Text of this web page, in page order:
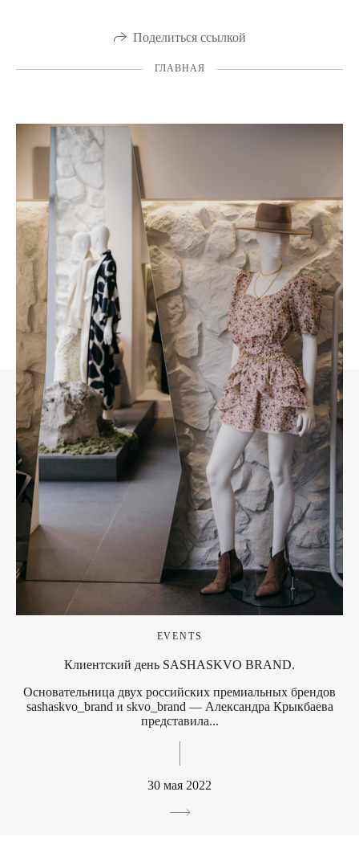
Поделиться ссылкой
ГЛАВНАЯ
EVENTS
Клиентский день SASHASKVO BRAND.
Основательница двух российских премиальных брендов
sashaskvo_brand и skvo_brand — Александра Крыкбаева
представила...
30 мая 2022